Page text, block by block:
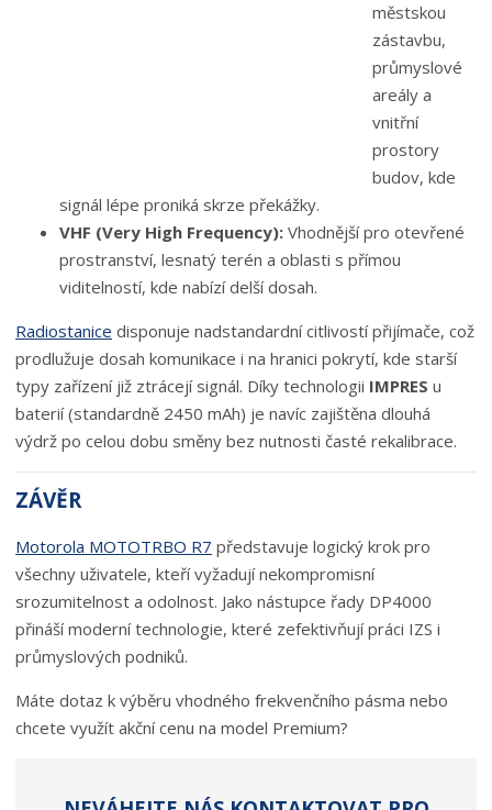
městskou
zástavbu,
průmyslové
areály a
vnitřní
prostory
budov, kde
signál lépe proniká skrze překážky.
VHF (Very High Frequency): Vhodnější pro otevřené
prostranství, lesnatý terén a oblasti s přímou
viditelností, kde nabízí delší dosah.
Radiostanice disponuje nadstandardní citlivostí přijímače, což
prodlužuje dosah komunikace i na hranici pokrytí, kde starší
typy zařízení již ztrácejí signál. Díky technologii IMPRES u
baterií (standardně 2450 mAh) je navíc zajištěna dlouhá
výdrž po celou dobu směny bez nutnosti časté rekalibrace.
ZÁVĚR
Motorola MOTOTRBO R7 představuje logický krok pro
všechny uživatele, kteří vyžadují nekompromisní
srozumitelnost a odolnost. Jako nástupce řady DP4000
přináší moderní technologie, které zefektivňují práci IZS i
průmyslových podniků.
Máte dotaz k výběru vhodného frekvenčního pásma nebo
chcete využít akční cenu na model Premium?